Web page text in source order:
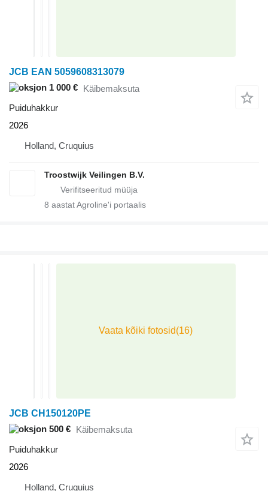
JCB EAN 5059608313079
1 000 € Käibemaksuta
Puiduhakkur
2026
Holland, Cruquius
Troostwijk Veilingen B.V.
8 aastat Agroline'i portaalis
JCB CH150120PE
500 €
Käibemaksuta
Puiduhakkur
2026
Holland, Cruquius